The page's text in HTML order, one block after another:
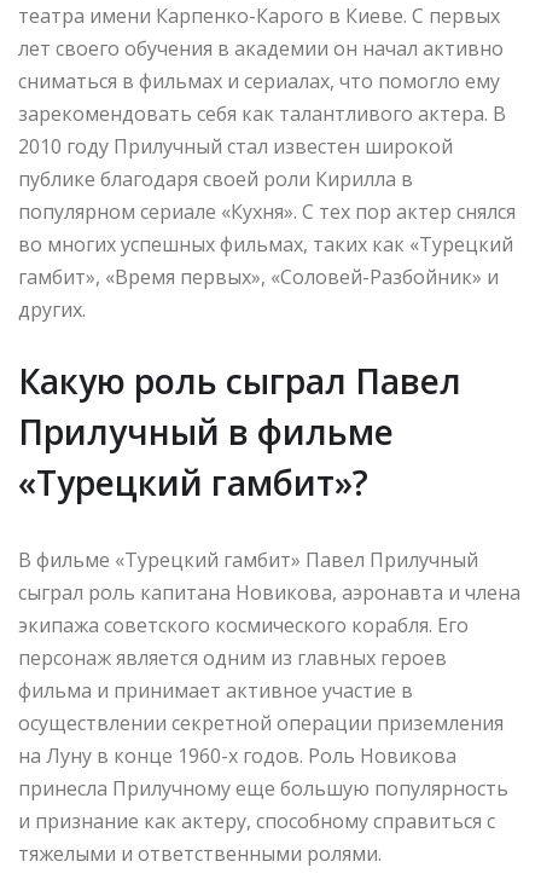
театра имени Карпенко-Карого в Киеве. С первых
лет своего обучения в академии он начал активно
сниматься в фильмах и сериалах, что помогло ему
зарекомендовать себя как талантливого актера. В
2010 году Прилучный стал известен широкой
публике благодаря своей роли Кирилла в
популярном сериале «Кухня». С тех пор актер снялся
во многих успешных фильмах, таких как «Турецкий
гамбит», «Время первых», «Соловей-Разбойник» и
других.
Какую роль сыграл Павел
Прилучный в фильме
«Турецкий гамбит»?
В фильме «Турецкий гамбит» Павел Прилучный
сыграл роль капитана Новикова, аэронавта и члена
экипажа советского космического корабля. Его
персонаж является одним из главных героев
фильма и принимает активное участие в
осуществлении секретной операции приземления
на Луну в конце 1960-х годов. Роль Новикова
принесла Прилучному еще большую популярность
и признание как актеру, способному справиться с
тяжелыми и ответственными ролями.